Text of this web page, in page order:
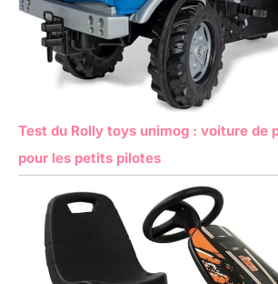
Test du Rolly toys unimog : voiture de
pour les petits pilotes